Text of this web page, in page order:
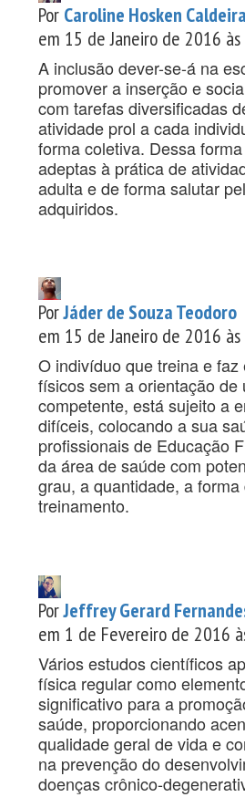
Por Caroline Hosken Caldeira
em 15 de Janeiro de 2016
A inclusão dever-se-á na
promover a inserção e
com tarefas diversificadas
atividade prol a cada
forma coletiva. Dessa
adeptas à prática de
adulta e de forma salutar
adquiridos.
PorJáder de Souza Teodoro
em 15 de Janeiro de 2016 às
O indivíduo que treina e faz
físicos sem a orientação de
competente, está sujeito a
difíceis, colocando a sua
profissionais de Educação
da área de saúde com
grau, a quantidade, a
treinamento.
PorJeffrey Gerard
em 1 de Fevereiro de 2016
Vários estudos científicos
física regular como
significativo para a
saúde, proporcionando
qualidade geral de vida e
na prevenção do
doenças crônico-